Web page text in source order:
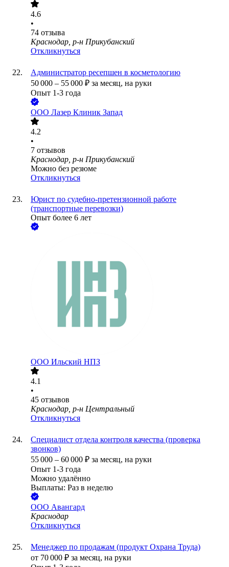
4.6
•
74 отзыва
Краснодар, р-н Прикубанский
Откликнуться
Администратор ресепшен в косметологию
50 000 – 55 000 ₽ за месяц, на руки
Опыт 1-3 года
ООО Лазер Клиник Запад
4.2
•
7 отзывов
Краснодар, р-н Прикубанский
Можно без резюме
Откликнуться
Юрист по судебно-претензионной работе
(транспортные перевозки)
Опыт более 6 лет
ООО Ильский НПЗ
4.1
•
45 отзывов
Краснодар, р-н Центральный
Откликнуться
Специалист отдела контроля качества (проверка
звонков)
55 000 – 60 000 ₽ за месяц, на руки
Опыт 1-3 года
Можно удалённо
Выплаты: Раз в неделю
ООО Авангард
Краснодар
Откликнуться
Менеджер по продажам (продукт Охрана Труда)
от 70 000 ₽ за месяц, на руки